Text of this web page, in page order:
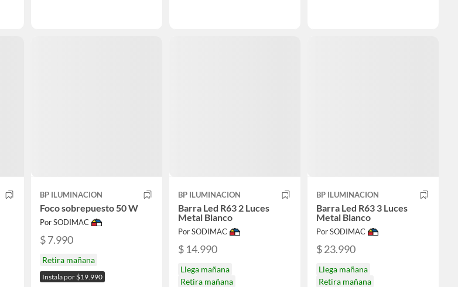
BP ILUMINACION
Foco sobrepuesto 50 W
Por SODIMAC
$ 7.990
Retira mañana
Instala por $19.990
BP ILUMINACION
Barra Led R63 2 Luces
Metal Blanco
Por SODIMAC
$ 14.990
Llega mañana
Retira mañana
BP ILUMINACION
Barra Led R63 3 Luces
Metal Blanco
Por SODIMAC
$ 23.990
Llega mañana
Retira mañana